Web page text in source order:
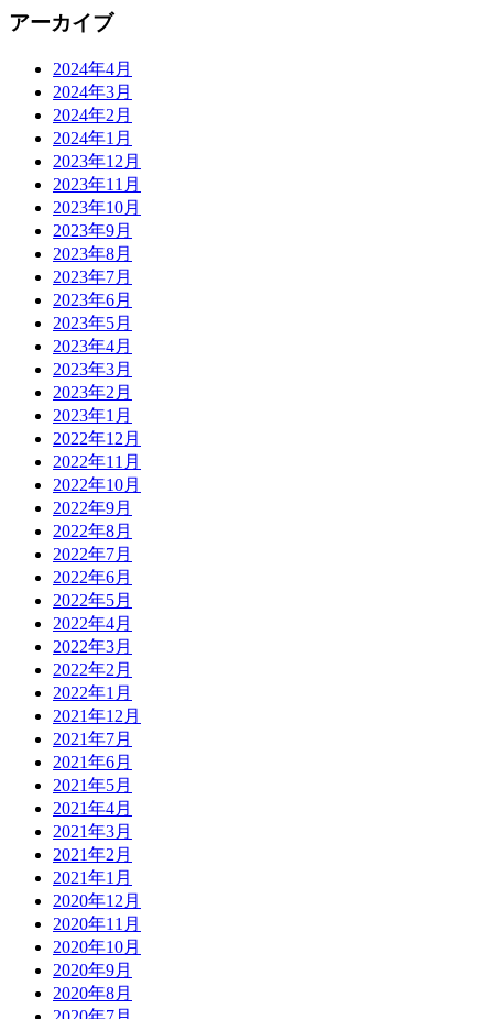
アーカイブ
2024年4月
2024年3月
2024年2月
2024年1月
2023年12月
2023年11月
2023年10月
2023年9月
2023年8月
2023年7月
2023年6月
2023年5月
2023年4月
2023年3月
2023年2月
2023年1月
2022年12月
2022年11月
2022年10月
2022年9月
2022年8月
2022年7月
2022年6月
2022年5月
2022年4月
2022年3月
2022年2月
2022年1月
2021年12月
2021年7月
2021年6月
2021年5月
2021年4月
2021年3月
2021年2月
2021年1月
2020年12月
2020年11月
2020年10月
2020年9月
2020年8月